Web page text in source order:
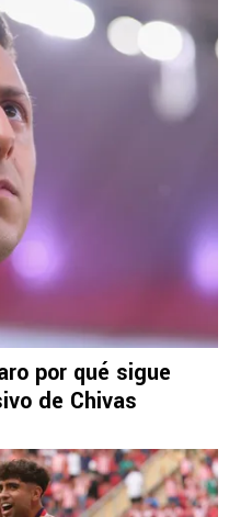
por qué sigue
de Chivas